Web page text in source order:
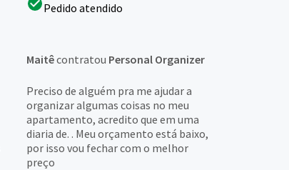
Pedido atendido
Maitêcontratou Personal Organizer
Preciso de alguém pra me ajudar a
organizar algumas coisas no meu
apartamento, acredito que em uma
diaria de. . Meu orçamento está baixo,
por isso vou fechar com o melhor
preço